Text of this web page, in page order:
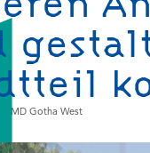
JMD Gotha West